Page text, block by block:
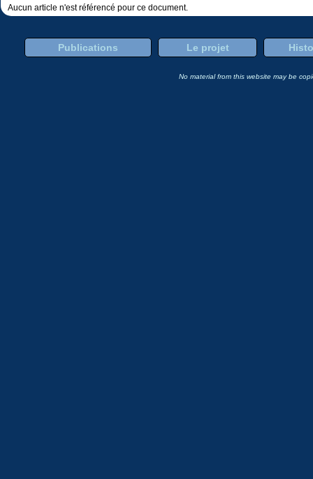
Aucun article n'est référencé pour ce document.
Publications Le projet
No material from this website may be